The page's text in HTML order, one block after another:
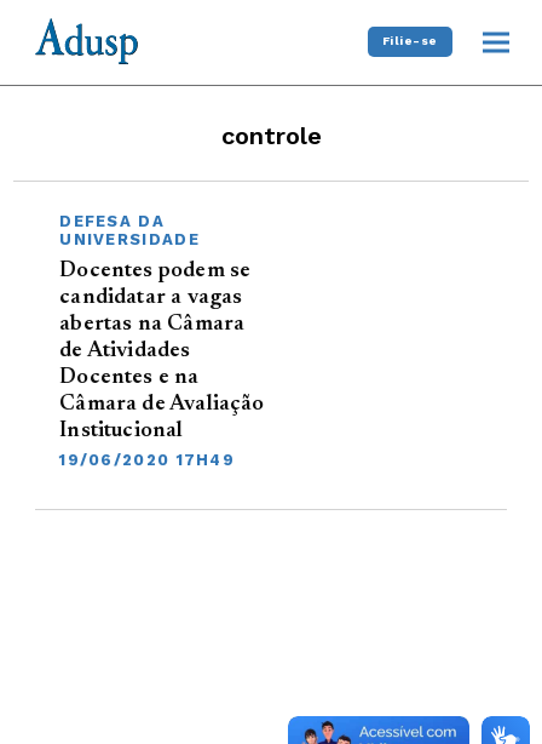
Filie-se
controle
DEFESA DA
UNIVERSIDADE
Docentes podem se
candidatar a vagas
abertas na Câmara
de Atividades
Docentes e na
Câmara de Avaliação
Institucional
19/06/2020 17H49